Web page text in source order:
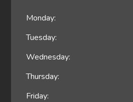
Monday:
Tuesday:
Wednesday:
Thursday:
Friday: